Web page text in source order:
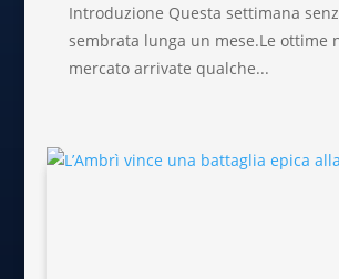
Introduzione Questa settimana
sembrata lunga un mese.Le ottime
mercato arrivate qualche...